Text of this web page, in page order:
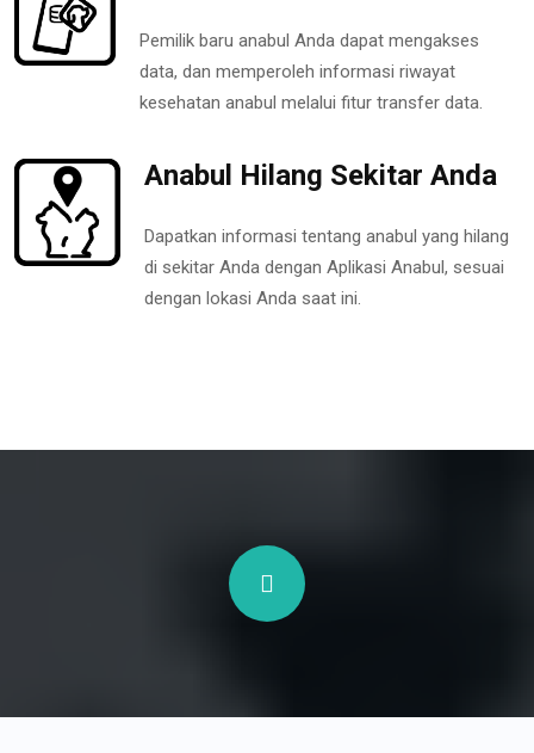
Pemilik baru anabul Anda dapat mengakses
data, dan memperoleh informasi riwayat
kesehatan anabul melalui fitur transfer data.
Anabul Hilang Sekitar Anda
Dapatkan informasi tentang anabul yang hilang
di sekitar Anda dengan Aplikasi Anabul, sesuai
dengan lokasi Anda saat ini.